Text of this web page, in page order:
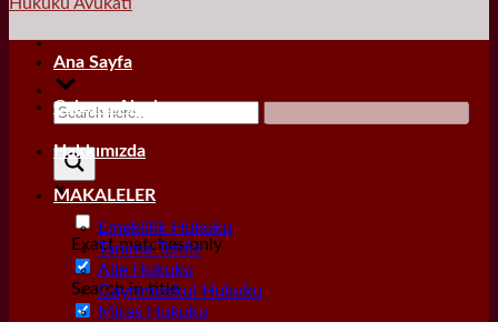
Exact matches only
Search in title
Ana Sayfa
Çalışma Alanları
Hakkımızda
MAKALELER
Emeklilik Hukuku
Tanıma Tenfiz
Aile Hukuku
Gayrımenkul Hukuku
Miras Hukuku